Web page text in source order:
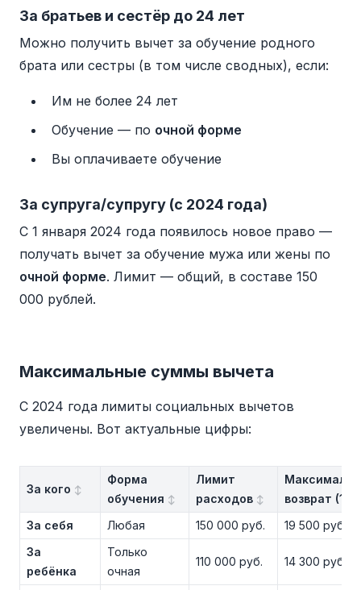
За братьев и сестёр до 24 лет
Можно получить вычет за обучение родного
брата или сестры (в том числе сводных), если:
Им не более 24 лет
Обучение — по очной форме
Вы оплачиваете обучение
За супруга/супругу (с 2024 года)
С 1 января 2024 года появилось новое право —
получать вычет за обучение мужа или жены по
очной форме. Лимит — общий, в составе 150
000 рублей.
Максимальные суммы вычета
С 2024 года лимиты социальных вычетов
увеличены. Вот актуальные цифры:
За кого
Форма
обучения
Лимит
расходов
возврат
За себя
Любая 150 000 руб.
19 500 руб.
За
ребёнка
Только
очная
110 000 руб. 14 300 руб.